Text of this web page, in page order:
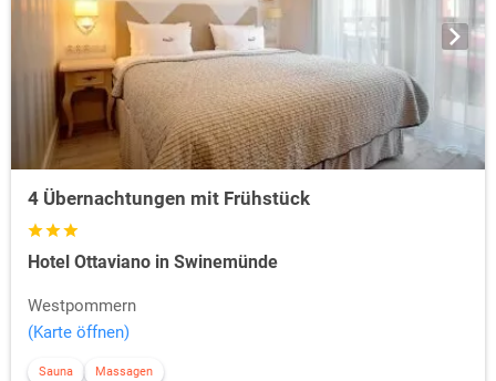
4 Übernachtungen mit Frühstück
Hotel Ottaviano in Swinemünde
Westpommern
(Karte öffnen)
Sauna Massagen